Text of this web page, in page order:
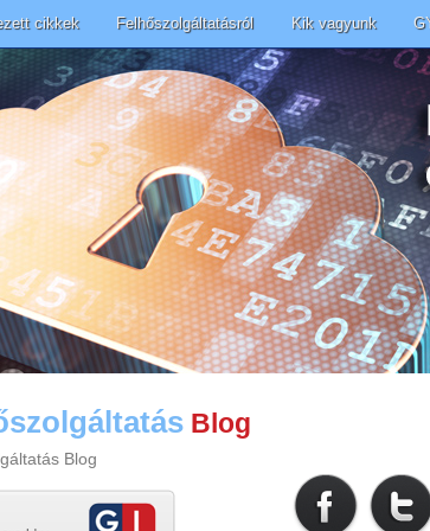
cikkek Felhőszolgáltatásról Kik vagyunk
Blog
Blog